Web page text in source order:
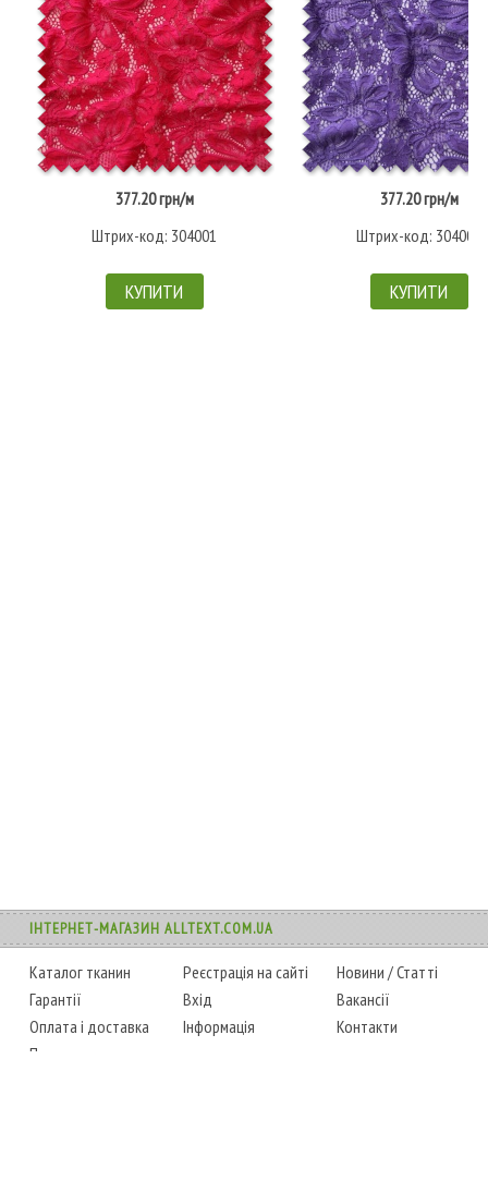
377.20 грн/м
Штрих-код: 304001
КУПИТИ
377.20 грн/м
Штрих-код: 304002
КУПИТИ
ІНТЕРНЕТ-МАГАЗИН ALLTEXT.COM.UA
Каталог тканин
Гарантії
Оплата і доставка
Повернення товару
Реєстрація на сайті
Вхід
Інформація
Новини /Статті
Вакансії
Контакти